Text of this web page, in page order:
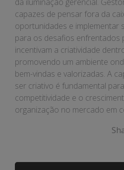
capazes de pensar fora da
oportunidades e implementar
para os desafios enfrentados
incentivam a criatividade
promovendo um ambiente
bem-vindas e valorizadas. A
ser criativo é fundamental
competitividade e o
organização no mercado em